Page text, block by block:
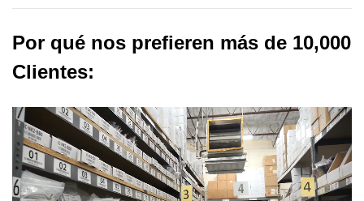
Por qué nos prefieren más de 10,000
Clientes: